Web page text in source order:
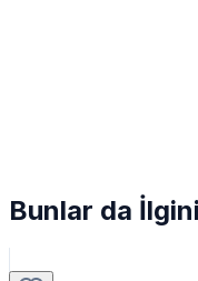
Bunlar da